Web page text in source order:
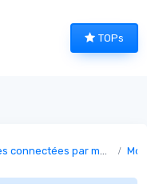
TOPs
connectées par marque